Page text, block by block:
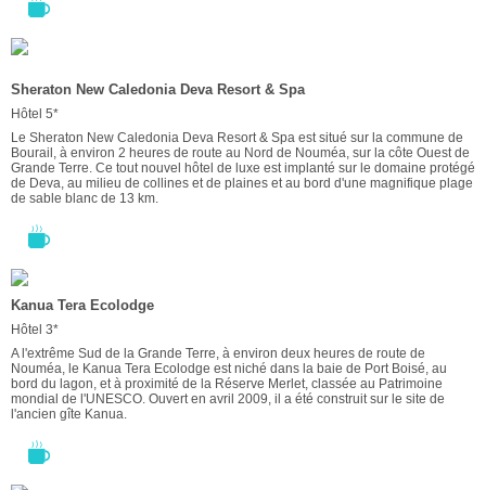
Sheraton New Caledonia Deva Resort & Spa
Hôtel 5*
Le Sheraton New Caledonia Deva Resort & Spa est situé sur la commune de
Bourail, à environ 2 heures de route au Nord de Nouméa, sur la côte Ouest de
Grande Terre. Ce tout nouvel hôtel de luxe est implanté sur le domaine protégé
de Deva, au milieu de collines et de plaines et au bord d'une magnifique plage
de sable blanc de 13 km.
Kanua Tera Ecolodge
Hôtel 3*
A l'extrême Sud de la Grande Terre, à environ deux heures de route de
Nouméa, le Kanua Tera Ecolodge est niché dans la baie de Port Boisé, au
bord du lagon, et à proximité de la Réserve Merlet, classée au Patrimoine
mondial de l'UNESCO. Ouvert en avril 2009, il a été construit sur le site de
l'ancien gîte Kanua.